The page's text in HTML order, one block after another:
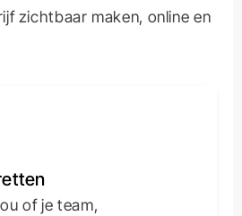
zichtbaar maken, online en
of je team,